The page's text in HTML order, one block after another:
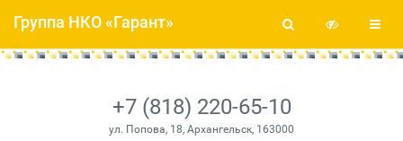
+7 (818) 220-65-10
ул. Попова, 18, Архангельск, 163000
Группа НКО «Гарант»